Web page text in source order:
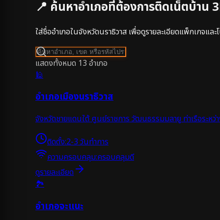
📍 ค้นหาอำเภอที่ต้องการติดเน็ตบ้าน
ใส่ชื่ออำเภอในจังหวัดนราธิวาส เพื่อดูรายละเอียดแพ็กเกจแล
แสดงทั้งหมด 13 อำเภอ
🕌
อำเภอเมืองนราธิวาส
จังหวัดชายแดนใต้ ศูนย์ราชการ วัฒนธรรมมลายู ท่าเรือระหว่
ติดตั้ง:2-3 วันทำการ
ความครอบคลุม:ครอบคลุมดี
ดูรายละเอียด
🏞️
อำเภอจะแนะ